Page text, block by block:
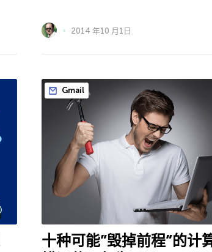
2014 年10 月1日
Gmail
十种可能”毁掉前程”的计